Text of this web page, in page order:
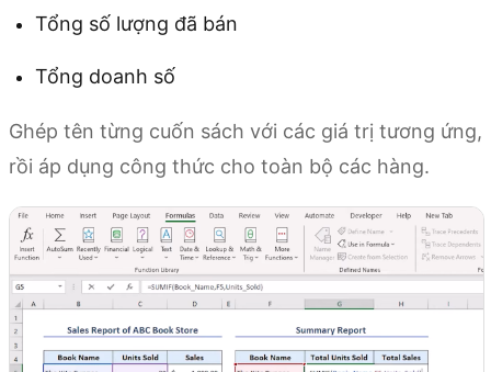
Tổng số lượng đã bán
Tổng doanh số
Ghép tên từng cuốn sách với các giá trị tương ứng,
rồi áp dụng công thức cho toàn bộ các hàng.